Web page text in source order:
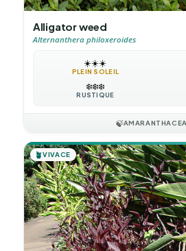
Alligator weed
Alternanthera philoxeroides
☀️☀️☀️
PLEIN SOLEIL
❄️❄️❄️
RUSTIQUE
🍃
🪴VIVACE